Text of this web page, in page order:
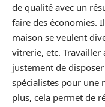
de qualité avec un
faire des économies.
maison se veulent
vitrerie, etc.
justement de
spécialistes pour une
plus, cela permet de